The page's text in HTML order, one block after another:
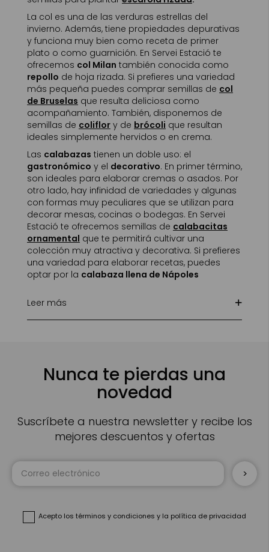
La col es una de las verduras estrellas del
invierno. Además, tiene propiedades depurativas
y funciona muy bien como receta de primer
plato o como guarnición. En Servei Estació te
ofrecemos col Milan también conocida como
repollo de hoja rizada. Si prefieres una variedad
más pequeña puedes comprar semillas de col
de Bruselas que resulta deliciosa como
acompañamiento. También, disponemos de
semillas de coliflor y de brócoli que resultan
ideales simplemente hervidos o en crema.
Las calabazas tienen un doble uso: el
gastronómico y el decorativo. En primer término,
son ideales para elaborar cremas o asados. Por
otro lado, hay infinidad de variedades y algunas
con formas muy peculiares que se utilizan para
decorar mesas, cocinas o bodegas. En Servei
Estació te ofrecemos semillas de calabacitas
ornamental que te permitirá cultivar una
colección muy atractiva y decorativa. Si prefieres
una variedad para elaborar recetas, puedes
optar por la calabaza llena de Nápoles
Leer más
Nunca te pierdas una
novedad
Suscríbete a nuestra newsletter y recibe los
mejores descuentos y ofertas
Inscríbase
Acepto los términos y condiciones y la política de privacidad